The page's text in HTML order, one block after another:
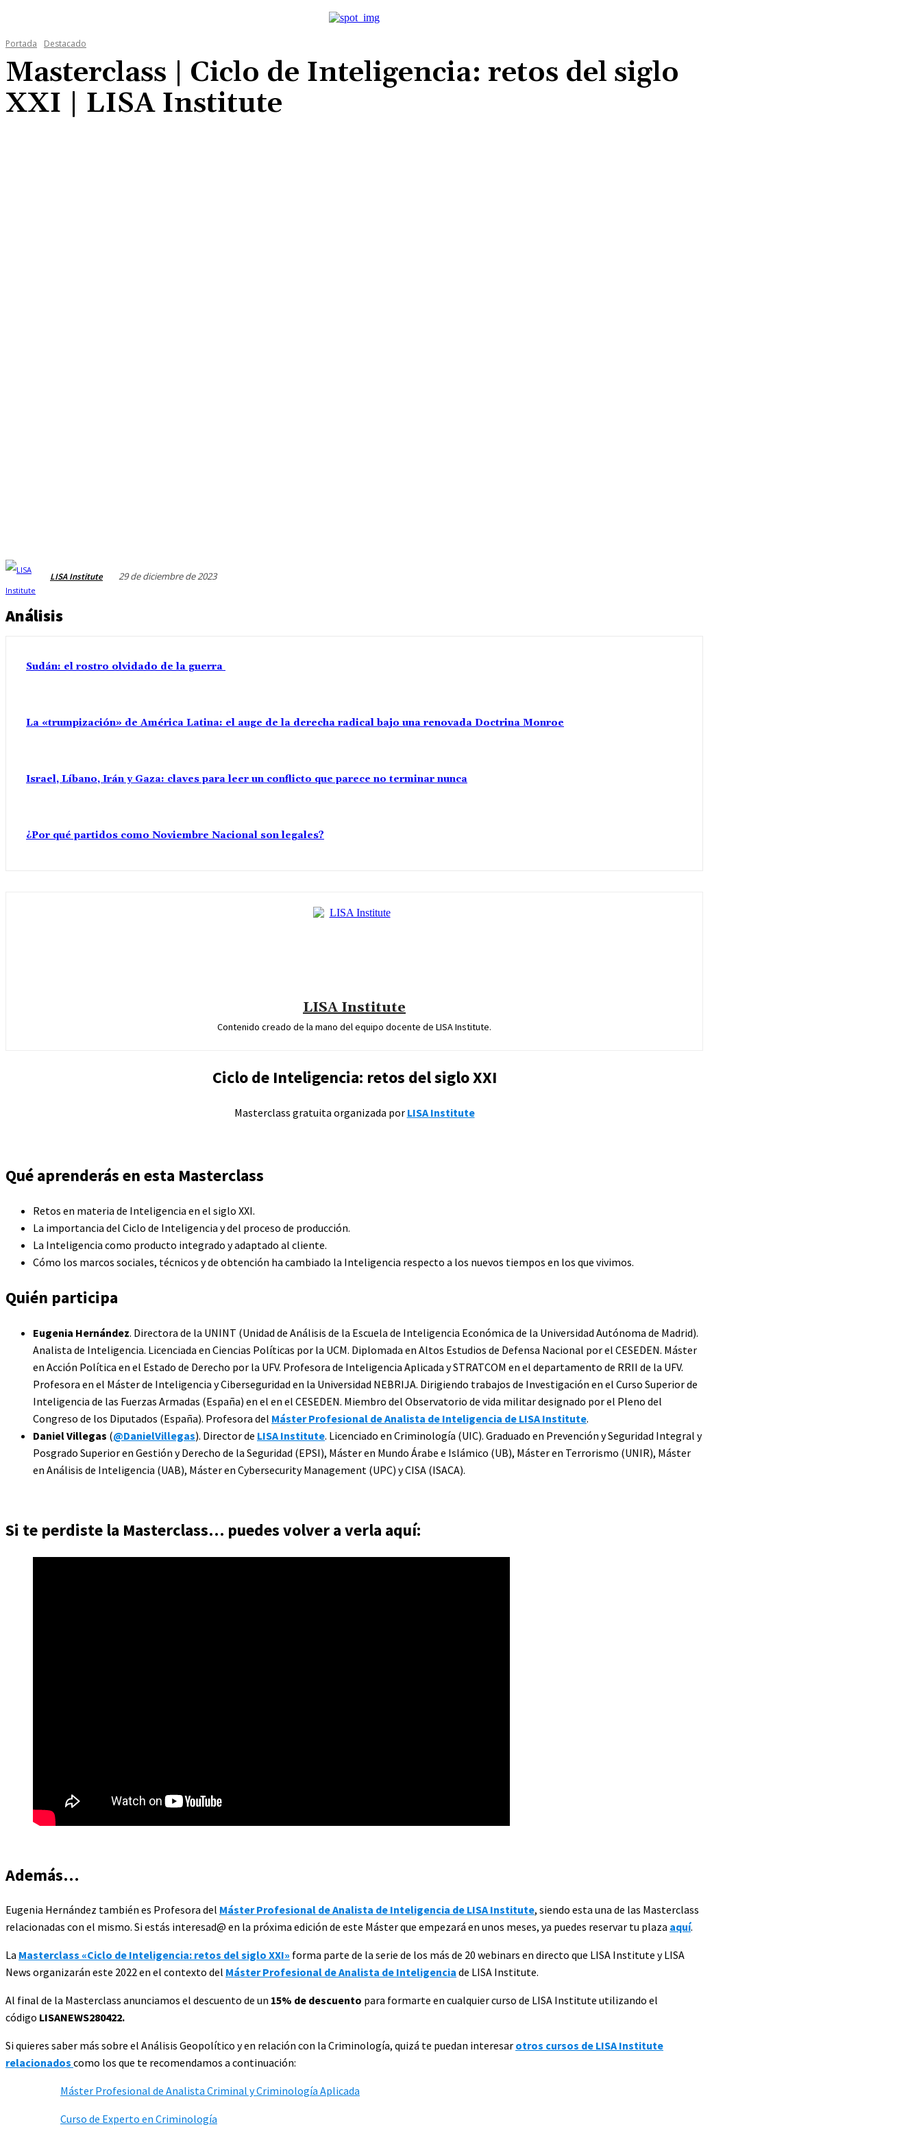
Portada Destacado
Masterclass | Ciclo de Inteligencia: retos del siglo
XXI | LISA Institute
LISA Institute 29 de diciembre de 2023
Análisis
Sudán: el rostro olvidado de la guerra
La «trumpización» de América Latina: el auge de la derecha radical bajo una renovada Doctrina Monroe
Israel, Líbano, Irán y Gaza: claves para leer un conflicto que parece no terminar nunca
¿Por qué partidos como Noviembre Nacional son legales?
LISA Institute
Contenido creado de la mano del equipo docente de LISA Institute.
Ciclo de Inteligencia: retos del siglo XXI
Masterclass gratuita organizada por LISA Institute
Qué aprenderás en esta Masterclass
Retos en materia de Inteligencia en el siglo XXI.
La importancia del Ciclo de Inteligencia y del proceso de producción.
La Inteligencia como producto integrado y adaptado al cliente.
Cómo los marcos sociales, técnicos y de obtención ha cambiado la Inteligencia respecto a los nuevos tiempos en los que vivimos.
Quién participa
Eugenia Hernández. Directora de la UNINT (Unidad de Análisis de la Escuela de Inteligencia Económica de la Universidad Autónoma de Madrid).
Analista de Inteligencia. Licenciada en Ciencias Políticas por la UCM. Diplomada en Altos Estudios de Defensa Nacional por el CESEDEN. Máster
en Acción Política en el Estado de Derecho por la UFV. Profesora de Inteligencia Aplicada y STRATCOM en el departamento de RRII de la UFV.
Profesora en el Máster de Inteligencia y Ciberseguridad en la Universidad NEBRIJA. Dirigiendo trabajos de Investigación en el Curso Superior de
Inteligencia de las Fuerzas Armadas (España) en el en el CESEDEN. Miembro del Observatorio de vida militar designado por el Pleno del
Congreso de los Diputados (España). Profesora del Máster Profesional de Analista de Inteligencia de LISA Institute.
Daniel Villegas (@DanielVillegas). Director de LISA Institute. Licenciado en Criminología (UIC). Graduado en Prevención y Seguridad Integral y
Posgrado Superior en Gestión y Derecho de la Seguridad (EPSI), Máster en Mundo Árabe e Islámico (UB), Máster en Terrorismo (UNIR), Máster
en Análisis de Inteligencia (UAB), Máster en Cybersecurity Management (UPC) y CISA (ISACA).
Si te perdiste la Masterclass… puedes volver a verla aquí:
Además…
Eugenia Hernández también es Profesora del Máster Profesional de Analista de Inteligencia de LISA Institute, siendo esta una de las Masterclass
relacionadas con el mismo. Si estás interesad@ en la próxima edición de este Máster que empezará en unos meses, ya puedes reservar tu plaza aquí.
La Masterclass «​​​​​​​Ciclo de Inteligencia: retos del siglo XXI» forma parte de la serie de los más de 20 webinars en directo que LISA Institute y LISA
News organizarán este 2022 en el contexto del Máster Profesional de Analista de Inteligencia de LISA Institute.
Al final de la Masterclass anunciamos el descuento de un 15% de descuento para formarte en cualquier curso de LISA Institute utilizando el
código LISANEWS280422.
Si quieres saber más sobre el Análisis Geopolítico y en relación con la Criminología, quizá te puedan interesar otros cursos de LISA Institute
relacionados como los que te recomendamos a continuación:
Máster Profesional de Analista Criminal y Criminología Aplicada
Curso de Experto en Criminología